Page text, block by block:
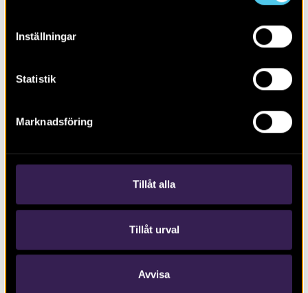
Inställningar
Statistik
Marknadsföring
Tillåt alla
Tillåt urval
Avvisa
RAPPORT 2019:74
Johannesborgsparken